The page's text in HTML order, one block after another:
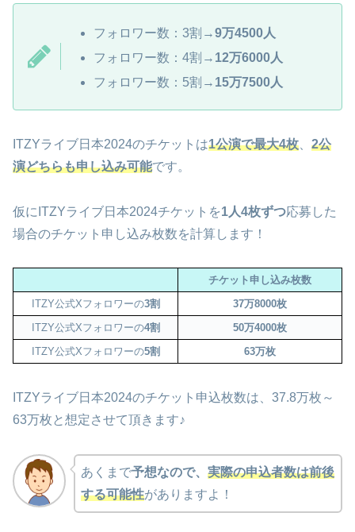
フォロワー数：3割→9万4500人
フォロワー数：4割→ 12万6000人
フォロワー数：5割→ 15万7500人
ITZYライブ日本2024のチケットは1公演で最大4枚
2公
演どちらも申し込み可能です。
仮にITZYライブ日本2024チケットを1人4枚ずつ応募した
場合のチケット申し込み枚数を計算します！
チケット申し込み枚数
ITZY公式Xフォロワーの3割
37万8000枚
ITZY公式Xフォロワーの4割
50万4000枚
ITZY公式Xフォロワーの5割 63万枚
ITZYライブ日本2024のチケット申込枚数は、37.8万枚～
63万枚と想定させて頂きます♪
あくまで予想なので、 実際の申込者数は前後
する可能性がありますよ！